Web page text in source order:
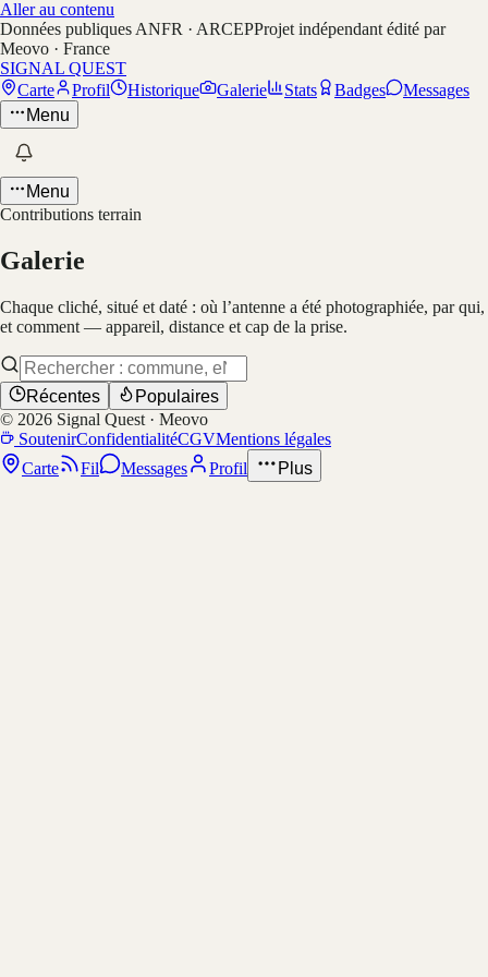
Aller au contenu
Données publiques ANFR · ARCEPProjet indépendant édité par
Meovo · France
SIGNAL QUEST
Carte
Profil Historique Galerie Stats Badges
Messages
Menu
Menu
Contributions terrain
Galerie
Chaque cliché, situé et daté : où l’antenne a été photographiée, par qui,
et comment — appareil, distance et cap de la prise.
Récentes
Populaires
© 2026 Signal Quest · Meovo
SoutenirConfidentialitéCGVMentions légales
Carte
Fil Messages Profil Plus